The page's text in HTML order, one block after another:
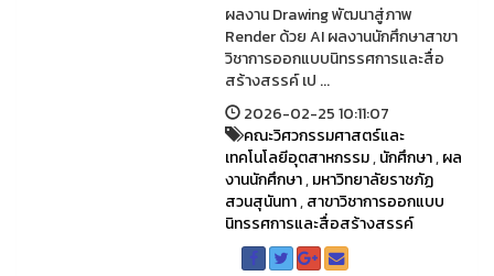
ผลงาน Drawing พัฒนาสู่ภาพ
Render ด้วย AI ผลงานนักศึกษาสาขา
วิชาการออกแบบนิทรรศการและสื่อ
สร้างสรรค์ เป ...
2026-02-25 10:11:07
คณะวิศวกรรมศาสตร์และ
เทคโนโลยีอุตสาหกรรม,นักศึกษา,ผล
งานนักศึกษา,มหาวิทยาลัยราชภัฏ
สวนสุนันทา,สาขาวิชาการออกแบบ
นิทรรศการและสื่อสร้างสรรค์